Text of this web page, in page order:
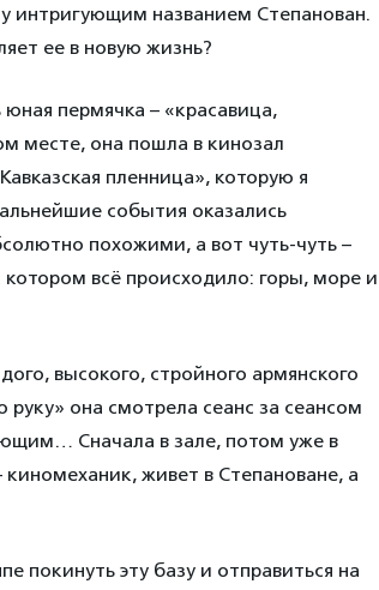
интригующим названием Степанован.
ее в новую жизнь?
пермячка – «красавица,
месте, она пошла в кинозал
пленница», которую я
события оказались
похожими, а вот чуть-чуть –
котором всё происходило: горы, море и
высокого, стройного армянского
она смотрела сеанс за сеансом
Сначала в зале, потом уже в
живет в Степановане, а
покинуть эту базу и отправиться на